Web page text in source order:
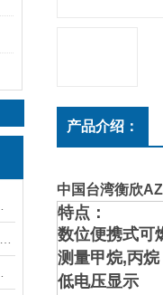
产品介绍：
中国台湾衡欣
特点：
数位便携式可
测量甲烷,丙烷
低电压显示